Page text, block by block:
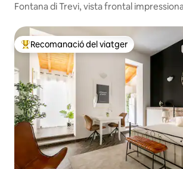
Fontana di Trevi, vista frontal
Principals recomanacions dels viatgers
Recomanació del viatger